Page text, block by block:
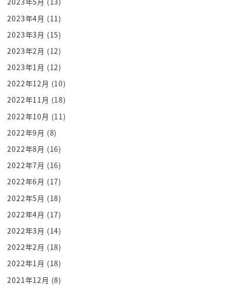
慌てるあいいの入れてくれるの
居酒屋さんまる13ランチ終わってるけど入れてくれ
るってああ
ありがたいねぇ
すいませんよ邪魔します
ありがたいああいう子ちゃんとかと思った
開かなかった散歩ですよねっ
おまかせ料理は射精金髪技術のピザ
あーあございましたあれじゃいますはい
ぷちますはぁ
あと見るはい私びっ
あーとーぐにゃんです
アグラスとビンビンでもらっていいですか
れますちゃいますアヌシーですあるしたいと思いま
す
あります
いただきます
うばめこちらないですがことも ok です
2023年4月 (11)
2023年3月 (15)
2023年2月 (12)
2023年1月 (12)
2022年12月 (10)
2022年11月 (18)
2022年10月 (11)
2022年9月 (8)
2022年8月 (16)
2022年7月 (16)
2022年6月 (17)
2022年5月 (18)
2022年4月 (17)
2022年3月 (14)
2022年2月 (18)
2022年1月 (18)
2021年12月 (8)